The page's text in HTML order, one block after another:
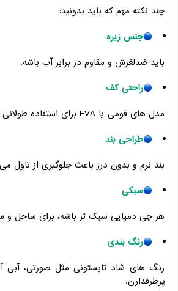
چند نکته مهم که باید بدونید:
جنس زیره
باید ضدلغزش و مقاوم در برابر آب باشه.
راحتی کف
مدل‌ های فومی یا EVA برای استفاده طولانی خیلی بهترن.
طراحی بند
بند نرم و بدون درز باعث جلوگیری از تاول
سبکی
هر چی دمپایی سبک ‌تر باشه، برای ساحل و
رنگ ‌بندی
رنگ ‌های شاد تابستونی مثل صورتی، آبی
پرطرفدارن.